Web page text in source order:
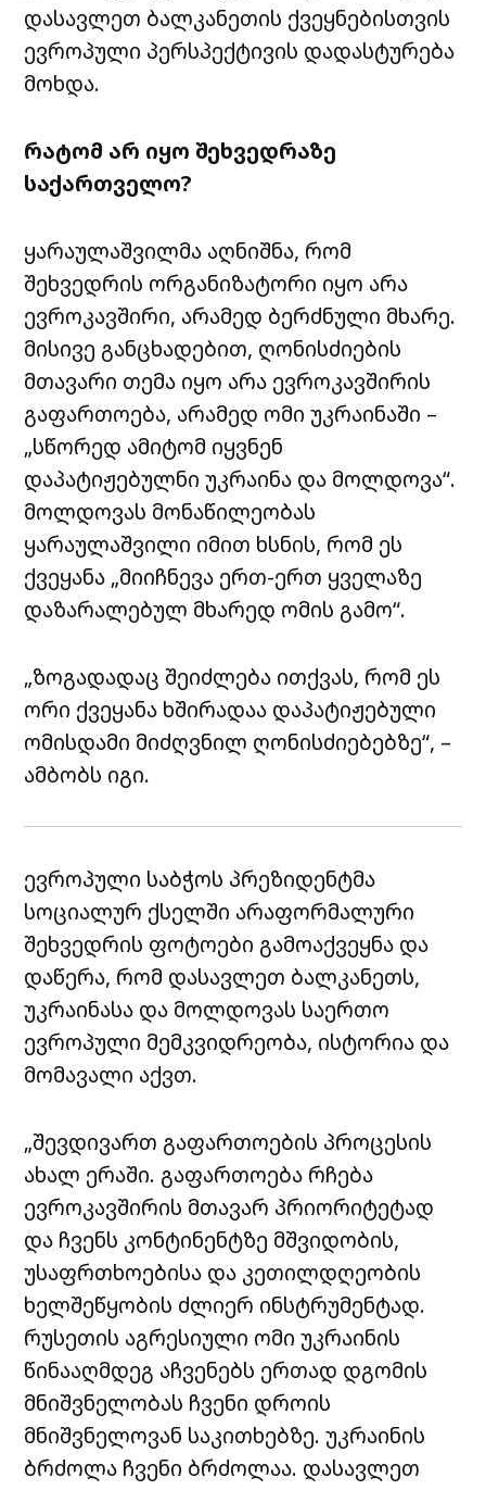
დასავლეთ ბალკანეთის ქვეყნებისთვის
ევროპული პერსპექტივის დადასტურება
მოხდა.
რატომ არ იყო შეხვედრაზე
საქართველო?
ყარაულაშვილმა აღნიშნა, რომ
შეხვედრის ორგანიზატორი იყო არა
ევროკავშირი, არამედ ბერძნული მხარე.
მისივე განცხადებით, ღონისძიების
მთავარი თემა იყო არა ევროკავშირის
გაფართოება, არამედ ომი უკრაინაში –
„სწორედ ამიტომ იყვნენ
დაპატიჟებულნი უკრაინა და მოლდოვა“.
მოლდოვას მონაწილეობას
ყარაულაშვილი იმით ხსნის, რომ ეს
ქვეყანა „მიიჩნევა ერთ-ერთ ყველაზე
დაზარალებულ მხარედ ომის გამო“.
„ზოგადადაც შეიძლება ითქვას, რომ ეს
ორი ქვეყანა ხშირადაა დაპატიჟებული
ომისდამი მიძღვნილ ღონისძიებებზე“, –
ამბობს იგი.
ევროპული საბჭოს პრეზიდენტმა
სოციალურ ქსელში არაფორმალური
შეხვედრის ფოტოები გამოაქვეყნა და
დაწერა, რომ დასავლეთ ბალკანეთს,
უკრაინასა და მოლდოვას საერთო
ევროპული მემკვიდრეობა, ისტორია და
მომავალი აქვთ.
„შევდივართ გაფართოების პროცესის
ახალ ერაში. გაფართოება რჩება
ევროკავშირის მთავარ პრიორიტეტად
და ჩვენს კონტინენტზე მშვიდობის,
უსაფრთხოებისა და კეთილდღეობის
ხელშეწყობის ძლიერ ინსტრუმენტად.
რუსეთის აგრესიული ომი უკრაინის
წინააღმდეგ აჩვენებს ერთად დგომის
მნიშვნელობას ჩვენი დროის
მნიშვნელოვან საკითხებზე. უკრაინის
ბრძოლა ჩვენი ბრძოლაა. დასავლეთ